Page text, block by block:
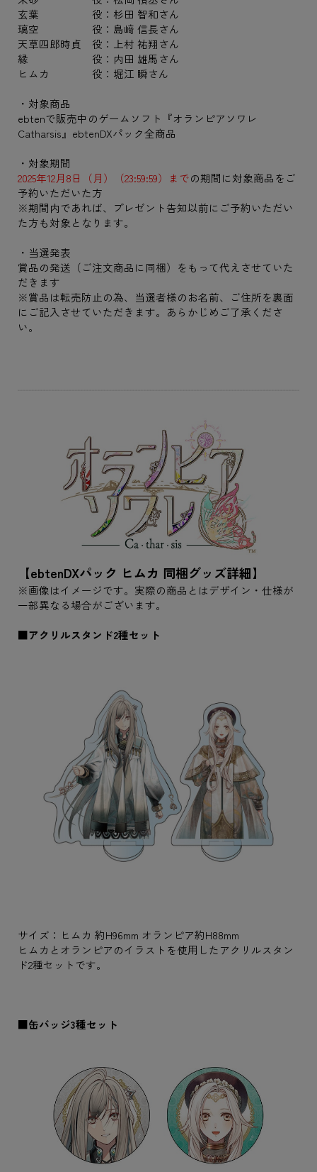
玄葉 役：杉田 智和さん
璃空 役：島﨑 信長さん
天草四郎時貞 役：上村 祐翔さん
縁 役：内田 雄馬さん
ヒムカ 役：堀江 瞬さん
・対象商品
ebtenで販売中のゲームソフト『オランピアソワレ
Catharsis』ebtenDXパック全商品
・対象期間
2025年12月8日（月）（23:59:59）までの期間に対象商品をご
予約いただいた方
※期間内であれば、プレゼント告知以前にご予約いただい
た方も対象となります。
・当選発表
賞品の発送（ご注文商品に同梱）をもって代えさせていた
だきます
※賞品は転売防止の為、当選者様のお名前、ご住所を裏面
にご記入させていただきます。あらかじめご了承くださ
い。
【ebtenDXパック ヒムカ 同梱グッズ詳細】
※画像はイメージです。実際の商品とはデザイン・仕様が
一部異なる場合がございます。
■アクリルスタンド2種セット
サイズ：ヒムカ 約H96mm オランピア約H88mm
ヒムカとオランピアのイラストを使用したアクリルスタン
ド2種セットです。
■缶バッジ3種セット